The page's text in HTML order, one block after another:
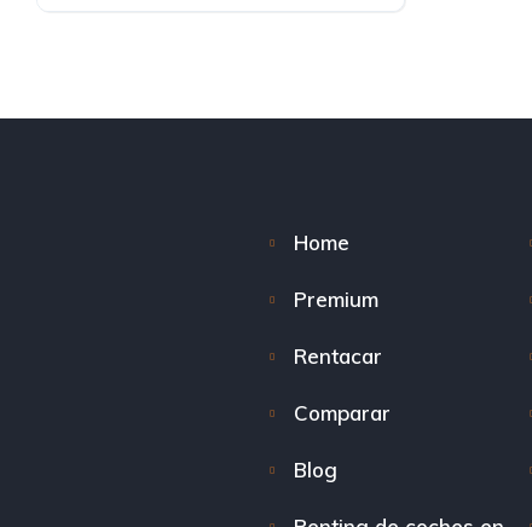
Home
Premium
Rentacar
Comparar
Blog